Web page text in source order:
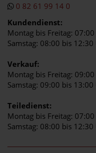
0 82 61 99 14 0
Kundendienst:
Montag bis Freitag:
Samstag: 08:00 bis 12:30
Verkauf:
Montag bis Freitag:
Samstag: 09:00 bis 13:00
Teiledienst:
Montag bis Freitag:
Samstag: 08:00 bis 12:30